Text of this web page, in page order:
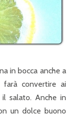
in bocca anche a
convertire ai
salato. Anche in
un dolce buono